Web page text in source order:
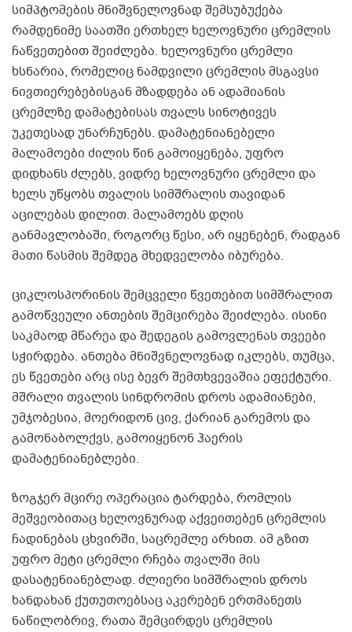
სიმპტომების მნიშვნელოვნად შემსუბუქება
რამდენიმე საათში ერთხელ ხელოვნური ცრემლის
ჩაწვეთებით შეიძლება. ხელოვნური ცრემლი
ხსნარია, რომელიც ნამდვილი ცრემლის მსგავსი
ნივთიერებებისგან მზადდება ან ადამიანის
ცრემლზე დამატებისას თვალს სინოტივეს
უკეთესად უნარჩუნებს. დამატენიანებელი
მალამოები ძილის წინ გამოიყენება, უფრო
დიდხანს ძლებს, ვიდრე ხელოვნური ცრემლი და
ხელს უწყობს თვალის სიმშრალის თავიდან
აცილებას დილით. მალამოებს დღის
განმავლობაში, როგორც წესი, არ იყენებენ, რადგან
მათი წასმის შემდეგ მხედველობა იბურება.
ციკლოსპორინის შემცველი წვეთებით სიმშრალით
გამოწვეული ანთების შემცირება შეიძლება. ისინი
საკმაოდ მწარეა და შედეგის გამოვლენას თვეები
სჭირდება. ანთება მნიშვნელოვნად იკლებს, თუმცა,
ეს წვეთები არც ისე ბევრ შემთხვევაშია ეფექტური.
მშრალი თვალის სინდრომის დროს ადამიანები,
უმჯობესია, მოერიდონ ცივ, ქარიან გარემოს და
გამონაბოლქვს, გამოიყენონ ჰაერის
დამატენიანებლები.
ზოგჯერ მცირე ოპერაცია ტარდება, რომლის
მეშვეობითაც ხელოვნურად აქვეითებენ ცრემლის
ჩადინებას ცხვირში, საცრემლე არხით. ამ გზით
უფრო მეტი ცრემლი რჩება თვალში მის
დასატენიანებლად. ძლიერი სიმშრალის დროს
ხანდახან ქუთუთოებსაც აკერებენ ერთმანეთს
ნაწილობრივ, რათა შემცირდეს ცრემლის